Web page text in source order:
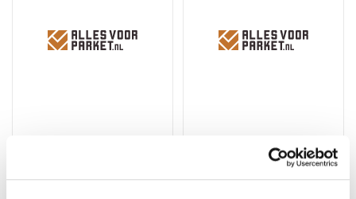
Floorlife Ealing XL Dark
Floorlife Victoria Beige